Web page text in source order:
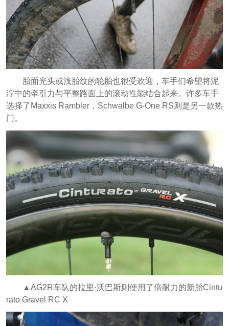
胎面光头或浅胎纹的轮胎也很受欢迎，车手们希望将泥
泞中的牵引力与平整路面上的滚动性能结合起来。许多车手
选择了Maxxis Rambler，Schwalbe G-One RS则是另一款热
门。
▲AG2R车队的拉里·沃巴斯则使用了倍耐力的新胎Cintu
rato Gravel RC X